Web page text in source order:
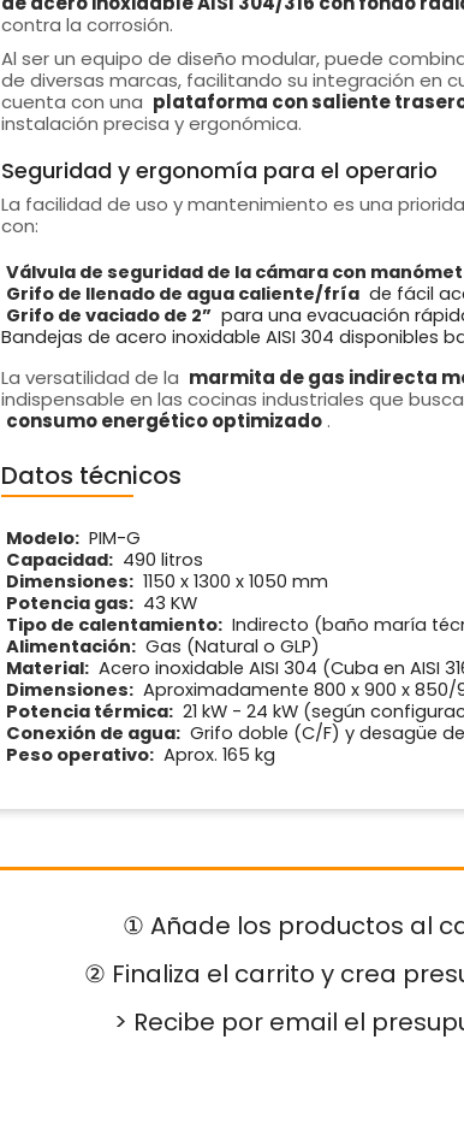
contra la corrosión.
Al ser un equipo de diseño modular, puede
de diversas marcas, facilitando su integración en
cuenta con una plataforma con saliente
instalación precisa y ergonómica.
Seguridad y ergonomía para el operario
La facilidad de uso y mantenimiento es una
con:
Válvula de seguridad de la cámara con
Grifo de llenado de agua caliente/fría de fácil
Grifo de vaciado de 2” para una evacuación
Bandejas de acero inoxidable AISI 304 disponibles
La versatilidad de la marmita de gas indirecta
indispensable en las cocinas industriales que
consumo energético optimizado .
Datos técnicos
Modelo: PIM-G
Capacidad: 490 litros
Dimensiones: 1150 x 1300 x 1050 mm
Potencia gas: 43 KW
Tipo de calentamiento: Indirecto (baño maría
Alimentación: Gas (Natural o GLP)
Material: Acero inoxidable AISI 304 (Cuba en AISI
Dimensiones: Aproximadamente 800 x 900 x
Potencia térmica: 21 kW - 24 kW (según
Conexión de agua: Grifo doble (C/F) y desagüe
Peso operativo: Aprox. 165 kg
① Añade los productos al
② Finaliza el carrito y crea
> Recibe por email el